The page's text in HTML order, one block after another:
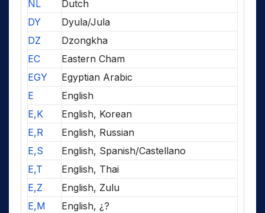
NL
Dutch
DY
Dyula/Jula
DZ
Dzongkha
EC
Eastern Cham
EGY
Egyptian Arabic
E
English
E,K
English, Korean
E,R
English, Russian
E,S
English, Spanish/Castellano
E,T
English, Thai
E,Z
English, Zulu
E,M
English, ¿?